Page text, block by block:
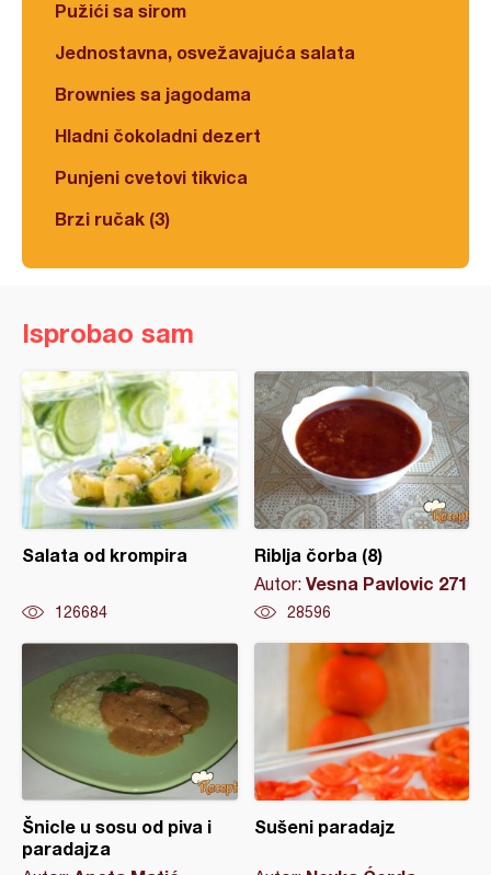
Pužići sa sirom
Jednostavna, osvežavajuća salata
Brownies sa jagodama
Hladni čokoladni dezert
Punjeni cvetovi tikvica
Brzi ručak (3)
Isprobao sam
Salata od krompira
126684
Riblja čorba (8)
Autor: Vesna Pavlovic 271
28596
Šnicle u sosu od piva i
paradajza
Sušeni paradajz